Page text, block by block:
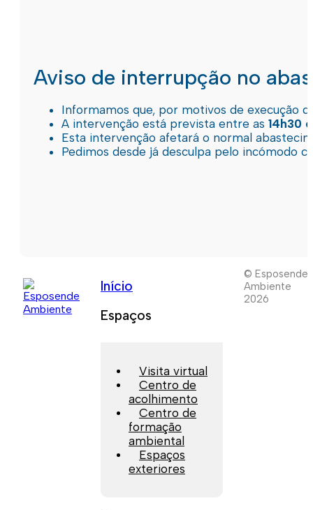
Aviso de interrupção no
Informamos que, por motivos de execução
A intervenção está prevista entre as 14h30
Esta intervenção afetará o normal
Pedimos desde já desculpa pelo incómodo
Início
Espaços
Visita virtual
Centro de
acolhimento
Centro de
formação
ambiental
Espaços
exteriores
© Esposende
Ambiente
2026